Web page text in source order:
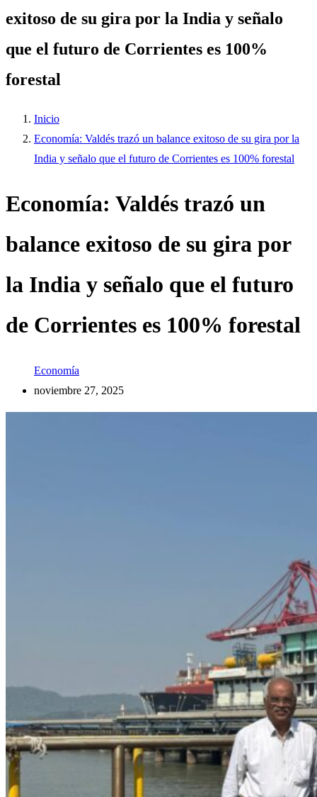
exitoso de su gira por la India y señalo
que el futuro de Corrientes es 100%
forestal
Inicio
Economía: Valdés trazó un balance exitoso de su gira por la
India y señalo que el futuro de Corrientes es 100% forestal
Economía: Valdés trazó un
balance exitoso de su gira por
la India y señalo que el futuro
de Corrientes es 100% forestal
Economía
noviembre 27, 2025